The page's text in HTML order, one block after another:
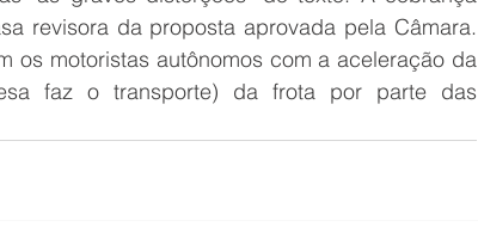
revisora da proposta aprovada pela Câmara.
os motoristas autônomos com a aceleração da
faz o transporte) da frota por parte das